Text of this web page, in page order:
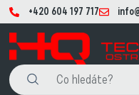
+420 604 197 717